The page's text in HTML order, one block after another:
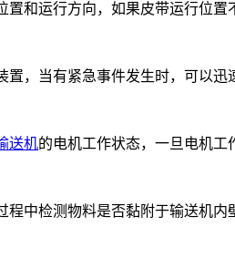
置和运行方向，如果皮带运行位
置，当有紧急事件发生时，可以迅
送机的电机工作状态，一旦电机
程中检测物料是否黏附于输送机内